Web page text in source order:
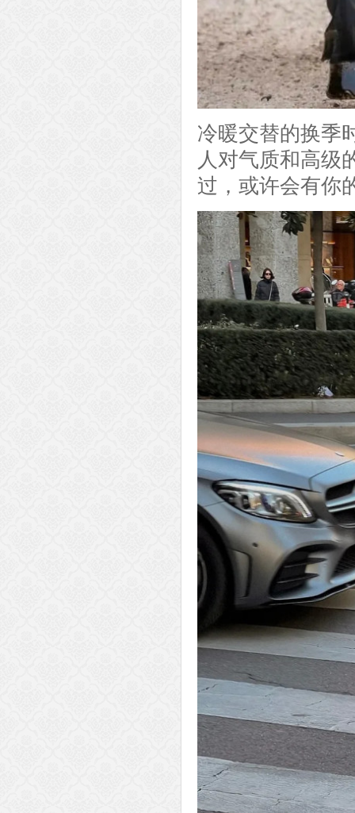
冷暖交替的换季
人对气质和高级
过，或许会有你